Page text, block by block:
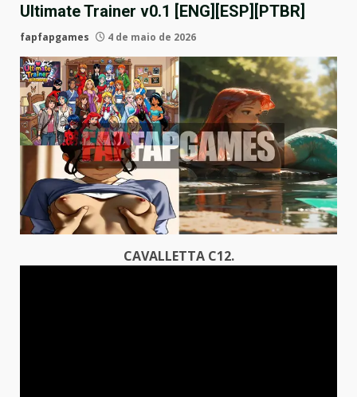
Ultimate Trainer v0.1 [ENG][ESP][PTBR]
fapfapgames 4 de maio de 2026
CAVALLETTA C12.